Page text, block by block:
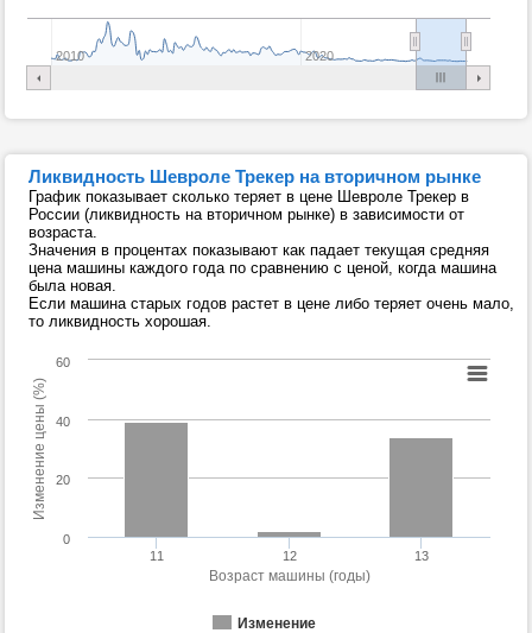
2010 2020
Ликвидность Шевроле Трекер на вторичном рынке
График показывает сколько теряет в цене Шевроле Трекер в
России (ликвидность на вторичном рынке) в зависимости от
возраста.
Значения в процентах показывают как падает текущая средняя
цена машины каждого года по сравнению с ценой, когда машина
была новая.
Если машина старых годов растет в цене либо теряет очень мало,
то ликвидность хорошая.
Возраст машины (годы)
Изменение цены (%)
Изменение
11 12 13
0
20
40
60